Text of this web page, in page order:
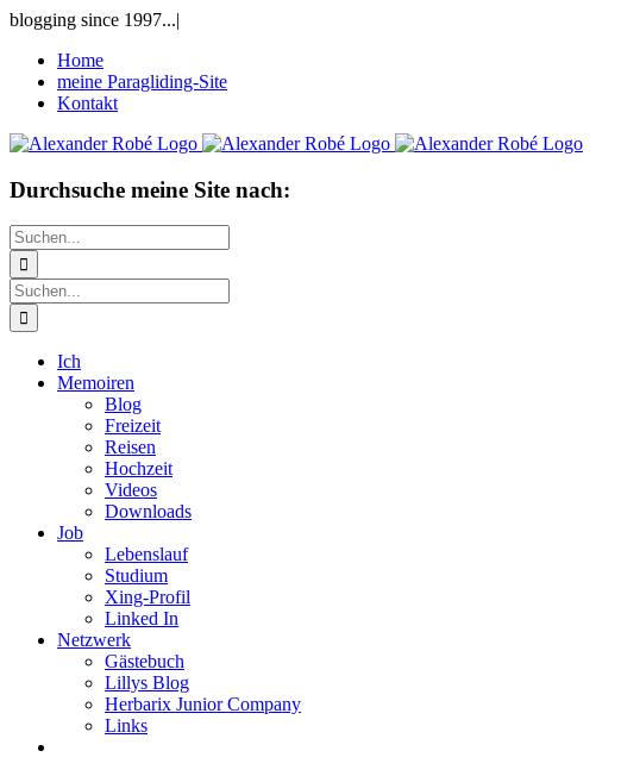
Zum
springen
blogging since 1997...|
Home
meine Paragliding-Site
Kontakt
Durchsuche meine Site nach:
Suche
nach:
Suche
nach:
Ich
Memoiren
Blog
Freizeit
Reisen
Hochzeit
Videos
Downloads
Job
Lebenslauf
Studium
Xing-Profil
Linked In
Netzwerk
Gästebuch
Lillys Blog
Herbarix Junior Company
Links